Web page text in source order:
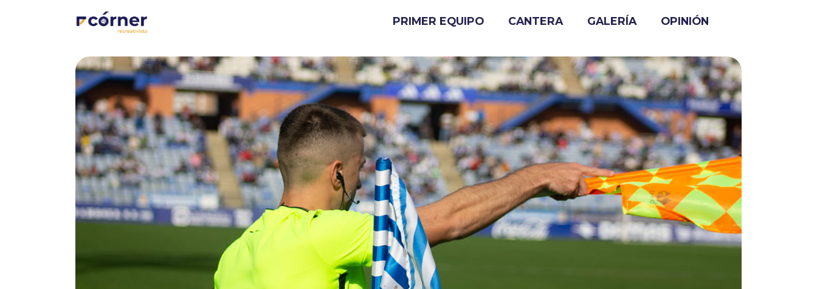
PRIMER EQUIPO CANTERA GALERÍA OPINIÓN